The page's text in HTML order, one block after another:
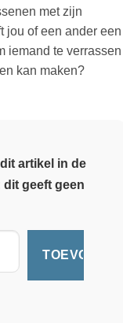
met zijn
jou of een ander een
iemand te verrassen
kan maken?
artikel in de
geeft geen